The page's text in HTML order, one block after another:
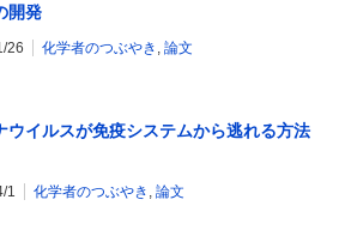
開発
26 化学者のつぶやき , 論文
ウイルスが免疫システムから逃れる方法
1 化学者のつぶやき , 論文